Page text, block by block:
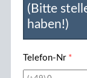
(Bitte
haben!)
Telefon-Nr *